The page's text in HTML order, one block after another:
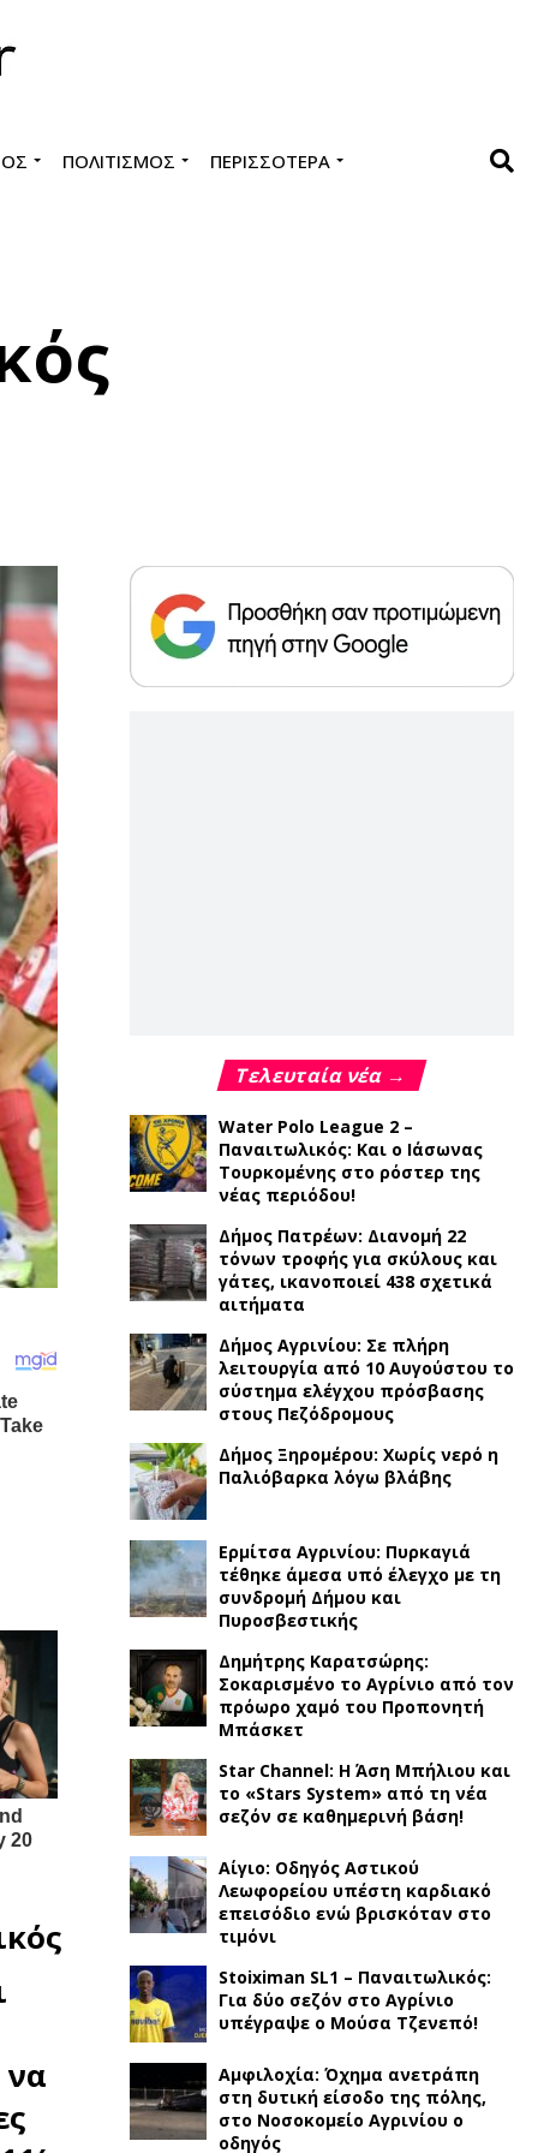
ΠΟΛΙΤΙΣΜΌΣ ΠΕΡΙΣΣΌΤΕΡΑ
Τελευταία νέα →
Water Polo League 2 –
Παναιτωλικός: Και ο Ιάσωνας
Τουρκομένης στο ρόστερ της
νέας περιόδου!
Δήμος Πατρέων: Διανομή 22
τόνων τροφής για σκύλους και
γάτες, ικανοποιεί 438 σχετικά
αιτήματα
Δήμος Αγρινίου: Σε πλήρη
λειτουργία από 10 Αυγούστου το
σύστημα ελέγχου πρόσβασης
στους Πεζόδρομους
Δήμος Ξηρομέρου: Χωρίς νερό η
Παλιόβαρκα λόγω βλάβης
Ερμίτσα Αγρινίου: Πυρκαγιά
τέθηκε άμεσα υπό έλεγχο με τη
συνδρομή Δήμου και
Πυροσβεστικής
Δημήτρης Καρατσώρης:
Σοκαρισμένο το Αγρίνιο από τον
πρόωρο χαμό του Προπονητή
Μπάσκετ
Star Channel: Η Άση Μπήλιου και
το «Stars System» από τη νέα
σεζόν σε καθημερινή βάση!
Αίγιο: Οδηγός Αστικού
Λεωφορείου υπέστη καρδιακό
επεισόδιο ενώ βρισκόταν στο
τιμόνι
Stoiximan SL1 – Παναιτωλικός:
Για δύο σεζόν στο Αγρίνιο
υπέγραψε ο Μούσα Τζενεπό!
Αμφιλοχία: Όχημα ανετράπη
στη δυτική είσοδο της πόλης,
στο Νοσοκομείο Αγρινίου ο
οδηγός